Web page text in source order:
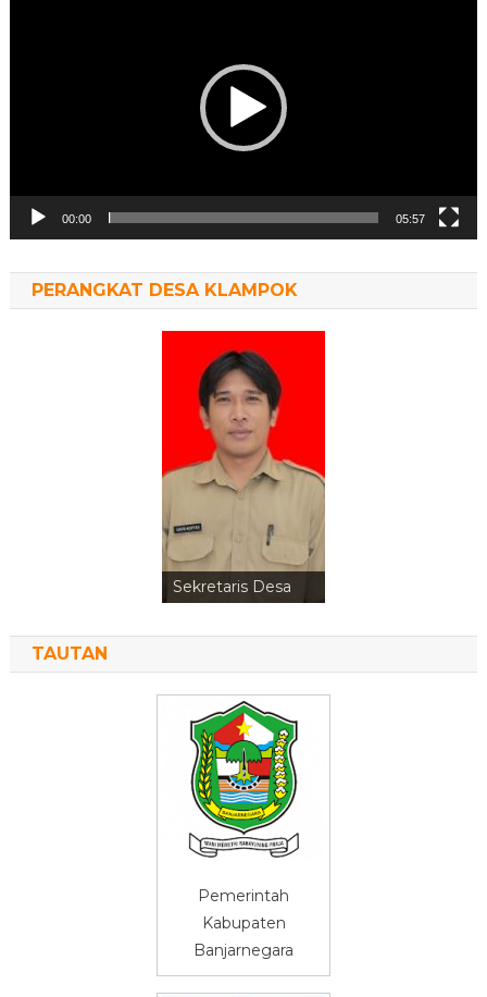
00:00 05:57
PERANGKAT DESA KLAMPOK
Sekretaris Desa
TAUTAN
Pemerintah
Kabupaten
Banjarnegara